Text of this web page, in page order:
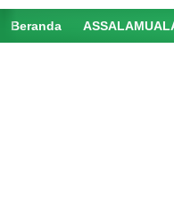
Beranda